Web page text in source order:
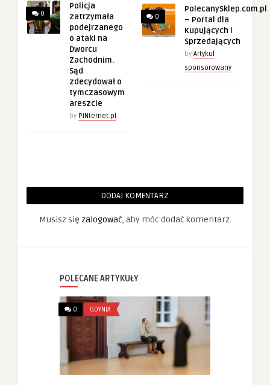
0
Policja
zatrzymała
podejrzanego
o ataki na
Dworcu
Zachodnim.
Sąd
zdecydował o
tymczasowym
areszcie
by PINternet.pl
0
PolecanySklep.com.pl
– Portal dla
Kupujących i
Sprzedających
by Artykul
sponsorowany
DODAJ KOMENTARZ
Musisz się zalogować, aby móc dodać komentarz.
POLECANE ARTYKUŁY
0 GDYNIA